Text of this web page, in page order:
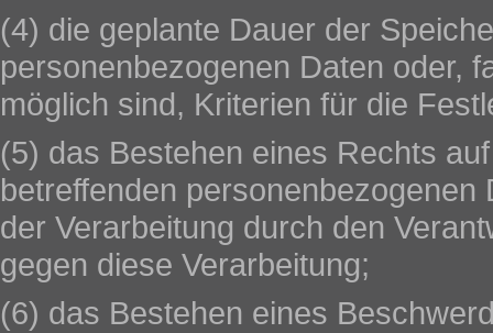
(4) die geplante Dauer der
personenbezogenen Daten oder,
möglich sind, Kriterien für die
(5) das Bestehen eines Rechts
betreffenden
der Verarbeitung durch den
gegen diese Verarbeitung;
(6) das Bestehen eines